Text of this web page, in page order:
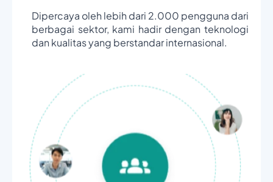
Dipercaya oleh lebih dari 2.000 pengguna dari
berbagai sektor, kami hadir dengan teknologi
dan kualitas yang berstandar internasional.